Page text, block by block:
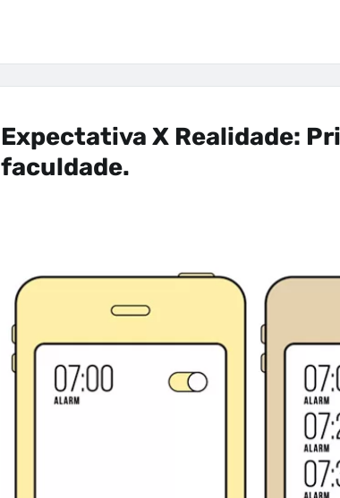
Expectativa X Realidade:
faculdade.